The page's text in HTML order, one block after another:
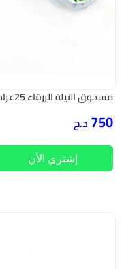
مسحوق النيلة الزرقاء 25غرام
750 د.ج
إشتري الأن